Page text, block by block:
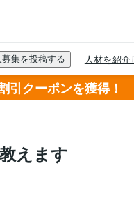
引クーポンを獲得！
えます